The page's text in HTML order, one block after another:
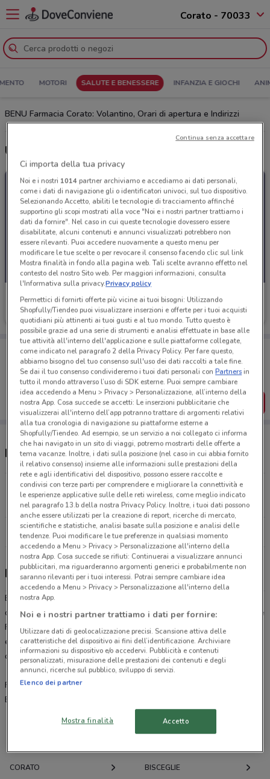
Corato - 70033
MOTORI SALUTE E BENESSERE INFANZIA E GIOCHI
BENU Farmacia Corato: Volantino, Orari di apertura e Indirizzi
Ultime offerte del catalogo BENU Farmacia
BENU Farmacia
Scade il 08/09 12.5 km
Porta DoveConviene sempre con te!
Puoi trovare le migliori offerte dei negozi vicino a te,
salvarle e creare la tua lista del risparmio, comodamente
dal tuo cellulare.
SCARICA L’APP
Negozi BENU Farmacia a Corato
Via Giovanni Bovio, 72 Andria
12.5 km
CHIUSO
Tutti i negozi BENU Farmacia
BENU Farmacia, offerte e negozi
BENU Farmaciaè una catena della distribuzione farmaceutica al
dettaglio e intermedia. Le offerte in volantino sono valide in tutte le
Farmacie Comunali e Lloyds Farmacie del gruppo ADMENTA Italia,
escluse le Farmacie affiliate che potrebbero avere promozioni
differenti.
FARMACIE COMUNALI >>>
BENU FARMACIA >>>
Offerte volantini e cataloghi per città nelle vicinanze
CORATO BISCEGLIE
Ci importa della tua privacy
Noi e i nostri 1014partner archiviamo e accediamo ai dati personali,
come i dati di navigazione gli o identificatori univoci, sul tuo dispositivo.
Selezionando Accetto, abiliti le tecnologie di tracciamento affinché
supportino gli scopi mostrati alla voce "Noi e i nostri partner trattiamo i
dati da fornire". Nel caso in cui queste tecnologie dovessero essere
disabilitate, alcuni contenuti e annunci visualizzati potrebbero non
essere rilevanti. Puoi accedere nuovamente a questo menu per
modificare le tue scelte o per revocare il consenso facendo clic sul link
Mostra finalità in fondo alla pagina web. Tali scelte avranno effetto nel
contesto del nostro Sito web. Per maggiori informazioni, consulta
l'Informativa sulla privacy.Privacy policy
Permettici di fornirti offerte più vicine ai tuoi bisogni: Utilizzando
Shopfully/Tiendeo puoi visualizzare inserzioni e offerte per i tuoi acquisti
quotidiani più attinenti ai tuoi gusti e al tuo mondo. Tutto questo è
possibile grazie ad una serie di strumenti e analisi effettuate in base alle
tue attività all'interno dell'applicazione e sulle piattaforme collegate,
come indicato nel paragrafo 2 della Privacy Policy. Per fare questo,
abbiamo bisogno del tuo consenso sull'uso dei dati raccolti a tale fine.
Se dai il tuo consenso condivideremo i tuoi dati personali conPartnersin
tutto il mondo attraverso l’uso di SDK esterne. Puoi sempre cambiare
idea accedendo a Menu > Privacy > Personalizzazione, all’interno della
nostra App. Cosa succede se accetti: Le inserzioni pubblicitarie che
visualizzerai all'interno dell’app potranno trattare di argomenti relativi
alla tua cronologia di navigazione su piattaforme esterne a
Shopfully/Tiendeo. Ad esempio, se un servizio a noi collegato ci informa
che hai navigato in un sito di viaggi, potremo mostrarti delle offerte a
tema vacanze. Inoltre, i dati sulla posizione (nel caso in cui abbia fornito
il relativo consenso) insieme alle informazioni sulle prestazioni della
rete e agli identificativi del dispositivo, possono essere raccolte e
condivisi con terze parti per comprendere e migliorare la connettività e
le esperienze applicative sulle delle reti wireless, come meglio indicato
nel paragrafo 13.b della nostra Privacy Policy. Inoltre, i tuoi dati possono
anche essere utilizzati per la creazione di report, ricerche di mercato,
scientifiche e statistiche, analisi basate sulla posizione e analisi delle
tendenze. Puoi modificare le tue preferenze in qualsiasi momento
accedendo a Menu > Privacy > Personalizzazione all'interno della
nostra App. Cosa succede se rifiuti: Continuerai a visualizzare annunci
pubblicitari, ma riguarderanno argomenti generici e probabilmente non
saranno rilevanti per i tuoi interessi. Potrai sempre cambiare idea
accedendo a Menu > Privacy > Personalizzazione all'interno della
nostra App.
Noi e i nostri partner trattiamo i dati per fornire:
Utilizzare dati di geolocalizzazione precisi. Scansione attiva delle
caratteristiche del dispositivo ai fini dell’identificazione. Archiviare
informazioni su dispositivo e/o accedervi. Pubblicità e contenuti
personalizzati, misurazione delle prestazioni dei contenuti e degli
annunci, ricerche sul pubblico, sviluppo di servizi.
Elenco dei partner
Mostra finalità Accetto
Continua senza accettare